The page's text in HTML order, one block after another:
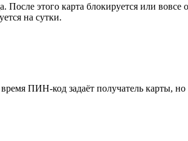
этого карта блокируется или вовсе
на сутки.
ПИН-код задаёт получатель карты,